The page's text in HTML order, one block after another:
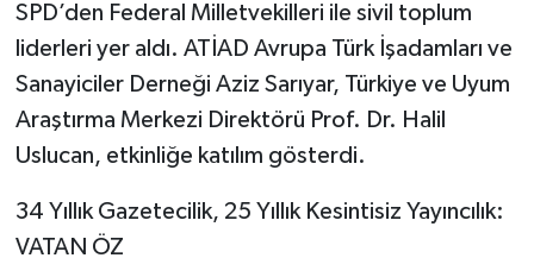
SPD’den Federal Milletvekilleri ile sivil toplum
liderleri yer aldı. ATİAD Avrupa Türk İşadamları ve
Sanayiciler Derneği Aziz Sarıyar, Türkiye ve Uyum
Araştırma Merkezi Direktörü Prof. Dr. Halil
Uslucan, etkinliğe katılım gösterdi.
34 Yıllık Gazetecilik, 25 Yıllık Kesintisiz Yayıncılık:
VATAN ÖZ